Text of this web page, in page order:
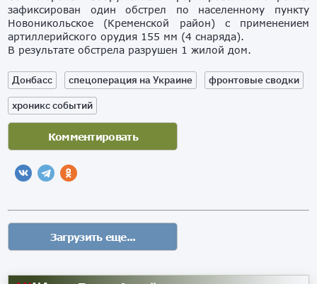
зафиксирован один обстрел по населенному пункту
Новоникольское (Кременской район) с применением
артиллерийского орудия 155 мм (4 снаряда).
В результате обстрела разрушен 1 жилой дом.
Донбасс спецоперация на Украине
фронтовые сводки
хроникс событий